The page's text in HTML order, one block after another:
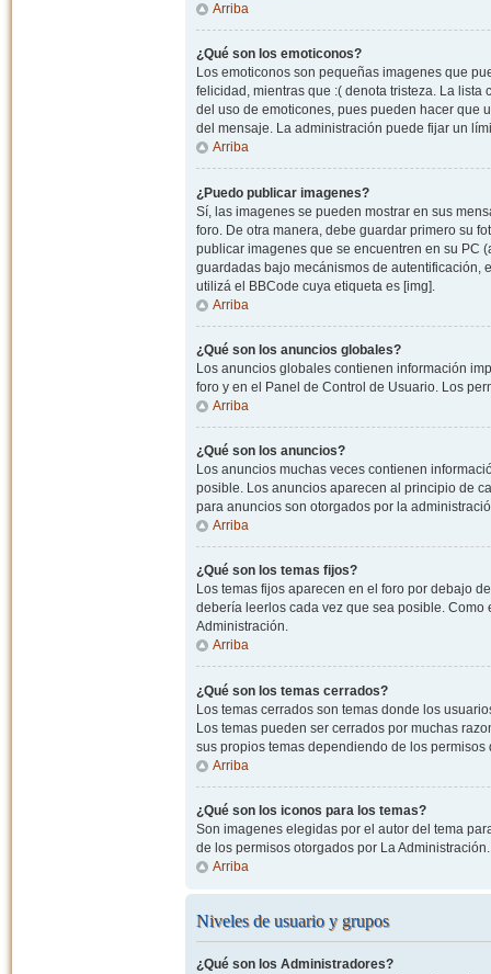
Arriba
¿Qué son los emoticonos?
Los emoticonos son pequeñas imagenes que
felicidad, mientras que :( denota tristeza. La
del uso de emoticones, pues pueden hacer que
del mensaje. La administración puede fijar un
Arriba
¿Puedo publicar imagenes?
Sí, las imagenes se pueden mostrar en sus
foro. De otra manera, debe guardar primero su
publicar imagenes que se encuentren en su PC
guardadas bajo mecánismos de autentificación,
utilizá el BBCode cuya etiqueta es [img].
Arriba
¿Qué son los anuncios globales?
Los anuncios globales contienen información
foro y en el Panel de Control de Usuario. Los
Arriba
¿Qué son los anuncios?
Los anuncios muchas veces contienen
posible. Los anuncios aparecen al principio de
para anuncios son otorgados por la
Arriba
¿Qué son los temas fijos?
Los temas fijos aparecen en el foro por debajo
debería leerlos cada vez que sea posible.
Administración.
Arriba
¿Qué son los temas cerrados?
Los temas cerrados son temas donde los
Los temas pueden ser cerrados por muchas
sus propios temas dependiendo de los
Arriba
¿Qué son los iconos para los temas?
Son imagenes elegidas por el autor del tema
de los permisos otorgados por La Administración.
Arriba
Niveles de usuario y grupos
¿Qué son los Administradores?